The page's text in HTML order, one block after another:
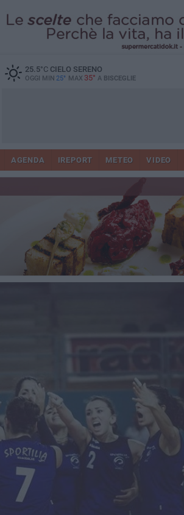
25.5°CCIELO SERENO
OGGI MIN 25° MAX 35° A BISCEGLIE
AGENDA IREPORT METEO VIDEO